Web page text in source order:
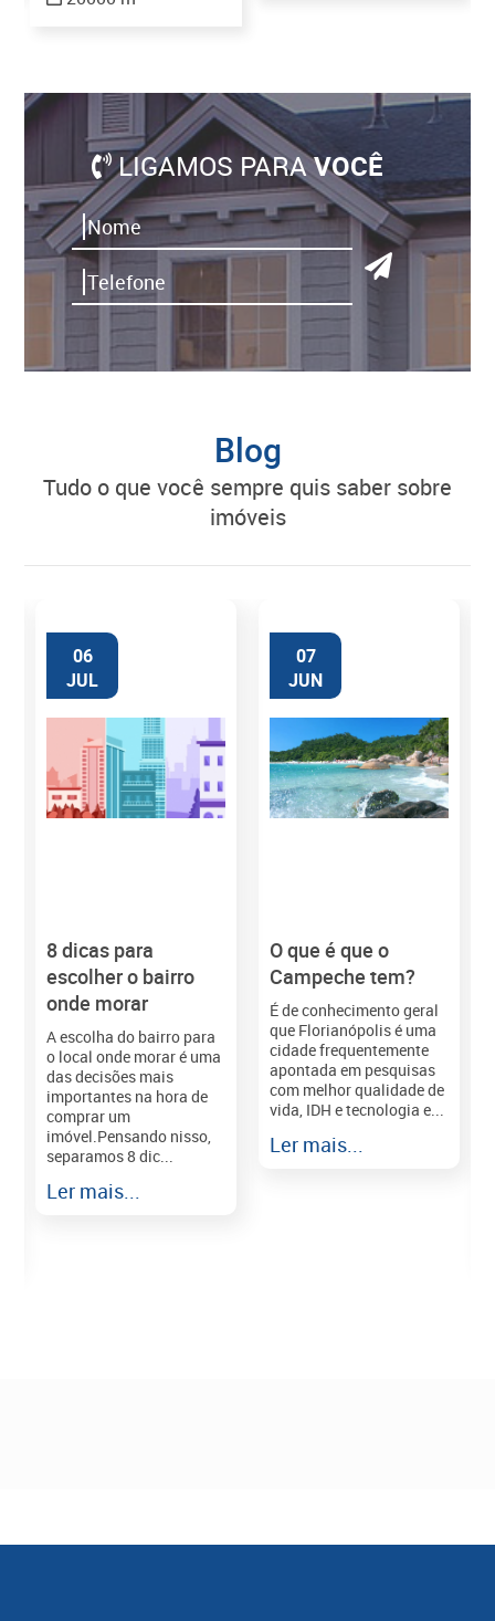
LIGAMOS PARAVOCÊ
Blog
tudo o que você sempre quis saber sobre
imóveis
06
JUL
8 dicas para
escolher o bairro
onde morar
A escolha do bairro para
o local onde morar é uma
das decisões mais
importantes na hora de
comprar um
imóvel.Pensando nisso,
separamos 8 dic...
Ler mais...
07
JUN
O que é que o
Campeche tem?
É de conhecimento geral
que Florianópolis é uma
cidade frequentemente
apontada em pesquisas
com melhor qualidade de
vida, IDH e tecnologia e...
Ler mais...